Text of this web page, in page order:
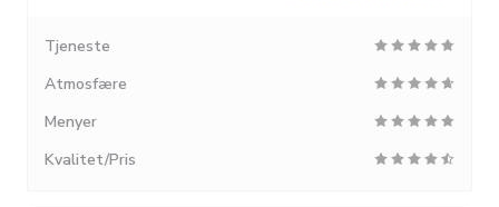
Tjeneste
Atmosfære
Menyer
Kvalitet/Pris